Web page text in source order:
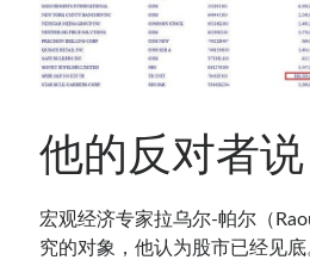
他的反对者说
宏观经济专家拉乌尔-帕尔（
究的对象，他认为股市已经见底